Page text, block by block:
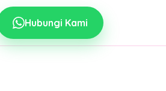
Hubungi Kami